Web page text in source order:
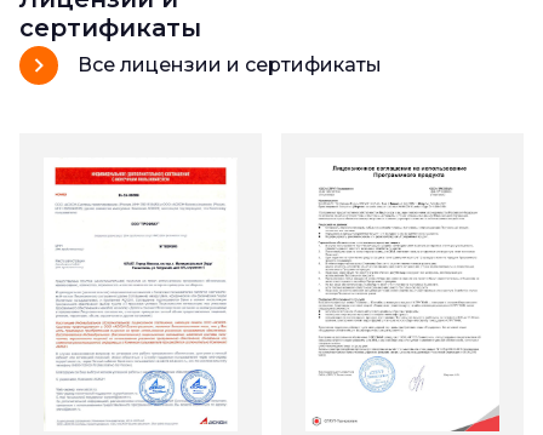
сертификаты
Все лицензии и сертификаты